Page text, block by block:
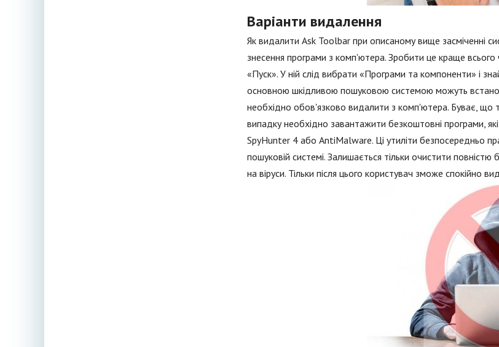
Варіанти видалення
Як видалити Ask Toolbar при описаному вище засміченні
знесення програми з комп'ютера. Зробити це краще
«Пуск». У ній слід вибрати «Програми та компоненти» і
основною шкідливою пошуковою системою можуть
необхідно обов'язково видалити з комп'ютера. Буває,
випадку необхідно завантажити безкоштовні програми,
SpyHunter 4 або AntiMalware. Ці утиліти безпосередньо
пошуковій системі. Залишається тільки очистити
на віруси. Тільки після цього користувач зможе спокійно